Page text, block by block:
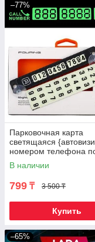
–77%
Парковочная карта
светящаяся
номером телефона
стекло} FOURING B
(Зеленый)
В наличии
799 ₸ 3 500 ₸
Купить
–65%